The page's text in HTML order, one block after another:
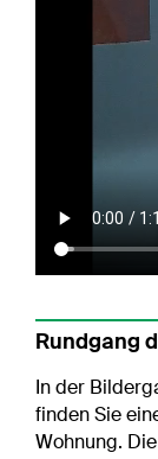
Rundgang
In der
finden Sie
Wohnung.